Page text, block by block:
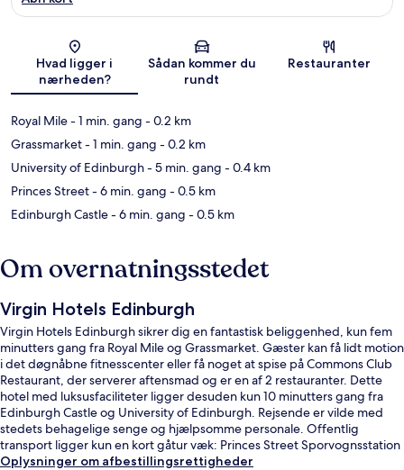
Kort
Hvad ligger i
nærheden?
Sådan kommer du
rundt
Restauranter
Royal Mile- 1 min. gang - 0.2 km
Grassmarket- 1 min. gang - 0.2 km
University of Edinburgh- 5 min. gang - 0.4 km
Princes Street- 6 min. gang - 0.5 km
Edinburgh Castle- 6 min. gang - 0.5 km
Om overnatningsstedet
Virgin Hotels Edinburgh
Virgin Hotels Edinburgh sikrer dig en fantastisk beliggenhed, kun fem
minutters gang fra Royal Mile og Grassmarket. Gæster kan få lidt motion
i det døgnåbne fitnesscenter eller få noget at spise på Commons Club
Restaurant, der serverer aftensmad og er en af 2 restauranter. Dette
hotel med luksusfaciliteter ligger desuden kun 10 minutters gang fra
Edinburgh Castle og University of Edinburgh. Rejsende er vilde med
stedets behagelige senge og hjælpsomme personale. Offentlig
transport ligger kun en kort gåtur væk: Princes Street Sporvognsstation
ligger 7 minutter væk og St Andrew Square Sporvognsstation ligger 10
Oplysninger om afbestillingsrettigheder